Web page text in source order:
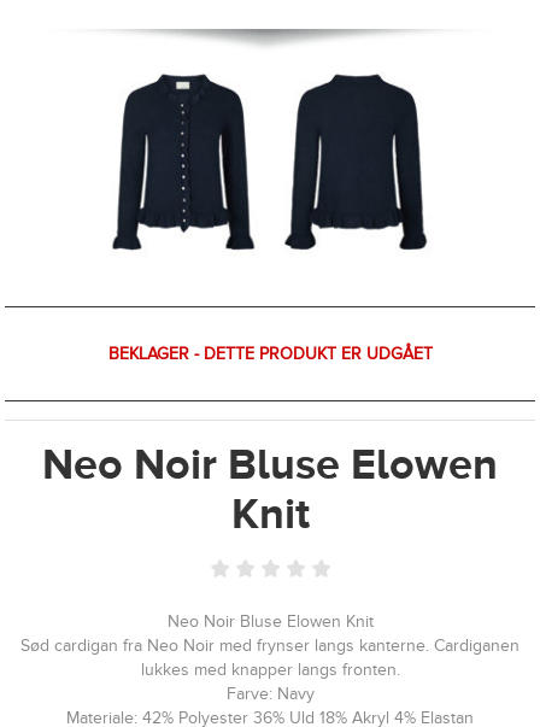
BEKLAGER - DETTE PRODUKT ER UDGÅET
Neo Noir Bluse Elowen
Knit
Neo Noir Bluse Elowen Knit
Sød cardigan fra Neo Noir med frynser langs kanterne. Cardiganen
lukkes med knapper langs fronten.
Farve: Navy
Materiale: 42% Polyester 36% Uld 18% Akryl 4% Elastan